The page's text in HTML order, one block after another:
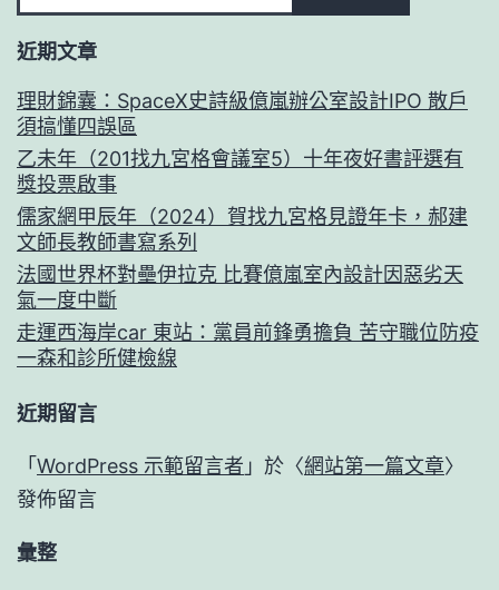
近期文章
理財錦囊：SpaceX史詩級億嵐辦公室設計IPO 散戶
須搞懂四誤區
乙未年（201找九宮格會議室5）十年夜好書評選有
獎投票啟事
儒家網甲辰年（2024）賀找九宮格見證年卡，郝建
文師長教師書寫系列
法國世界杯對壘伊拉克 比賽億嵐室內設計因惡劣天
氣一度中斷
走運西海岸car 東站：黨員前鋒勇擔負 苦守職位防疫
一森和診所健檢線
近期留言
「 WordPress 示範留言者 」於〈網站第一篇文章〉
發佈留言
彙整